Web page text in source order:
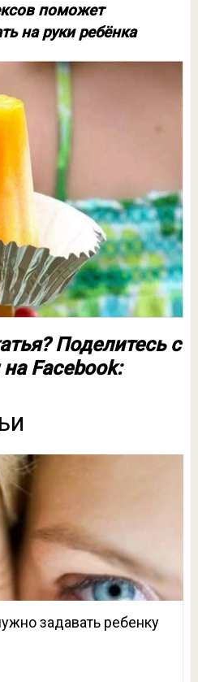
поможет
на руки ребёнка
Поделитесь с
Facebook:
задавать ребенку